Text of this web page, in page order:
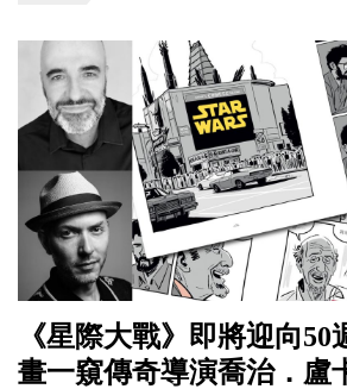
《星際大戰》即將迎向50
畫一窺傳奇導演喬治．盧